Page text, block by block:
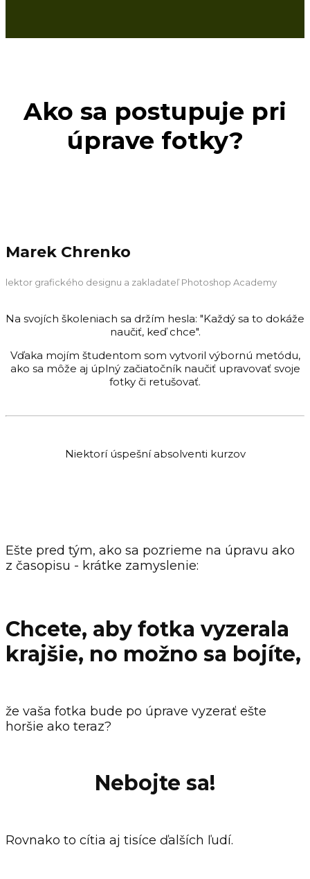
Ako sa postupuje pri
úprave fotky?
Marek Chrenko
lektor grafického designu a zakladateľ Photoshop Academy
Na svojích školeniach sa držím hesla: "Každý sa to dokáže
naučiť, keď chce".
Vďaka mojím študentom som vytvoril výbornú metódu,
ako sa môže aj úplný začiatočník naučiť upravovať svoje
fotky či retušovať.
Niektorí úspešní absolventi kurzov
Ešte pred tým, ako sa pozrieme na úpravu ako
z časopisu - krátke zamyslenie:
Chcete, aby fotka vyzerala
krajšie, no možno sa bojíte,
že vaša fotka bude po úprave vyzerať ešte
horšie ako teraz?
Nebojte sa!
Rovnako to cítia aj tisíce ďalších ľudí.